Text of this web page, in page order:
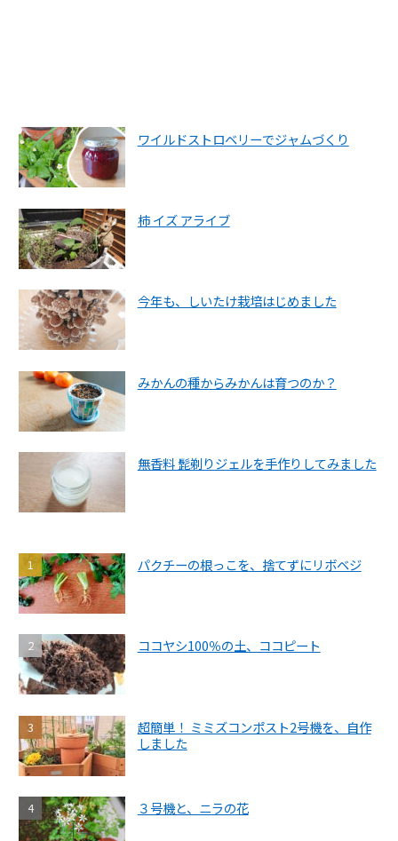
ワイルドストロベリーでジャムづくり
柿 イズ アライブ
今年も、しいたけ栽培はじめました
みかんの種からみかんは育つのか？
無香料 髭剃りジェルを手作りしてみました
パクチーの根っこを、捨てずにリボベジ
ココヤシ100％の土、ココピート
超簡単！ ミミズコンポスト2号機を、自作
しました
３号機と、ニラの花